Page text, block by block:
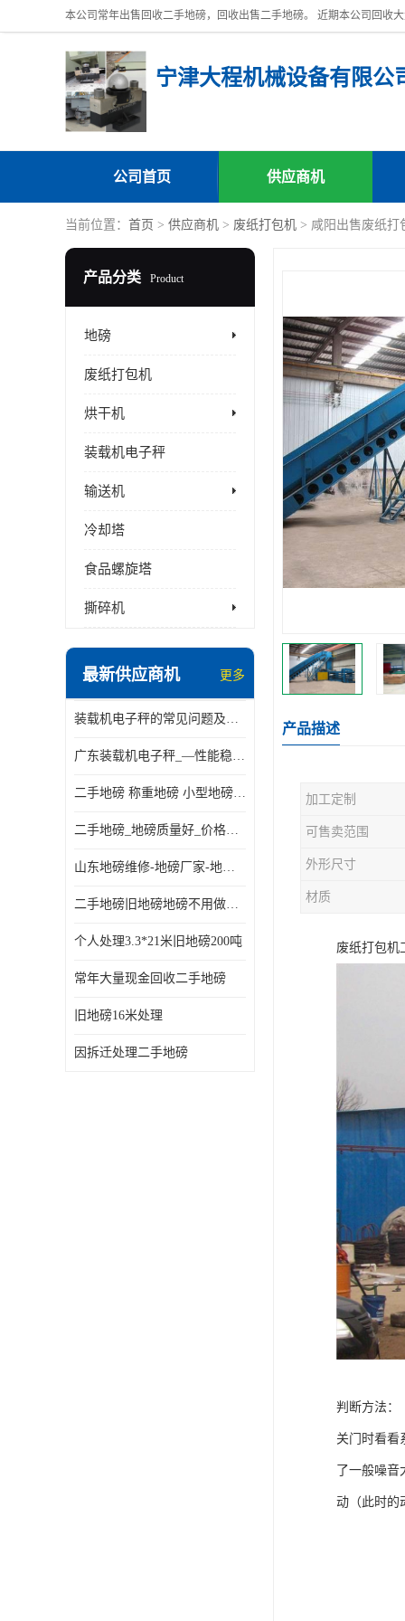
宁津大程机械设备有限公
公司首页 供应商机
当前位置： 首页 > 供应商机 > 废纸打包机 > 咸阳出售废纸打
产品分类 Product
地磅
废纸打包机
烘干机
装载机电子秤
输送机
冷却塔
食品螺旋塔
撕碎机
最新供应商机 更多
装载机电子秤的常见问题及解决方法介绍
广东装载机电子秤_—性能稳定—操作简单—品质可靠
二手地磅 称重地磅 小型地磅 一百吨地磅
二手地磅_地磅质量好_价格便宜这里找【地磅行家】
山东地磅维修-地磅厂家-地磅价格-二手地磅
二手地磅旧地磅地磅不用做地基
个人处理3.3*21米旧地磅200吨
常年大量现金回收二手地磅
旧地磅16米处理
因拆迁处理二手地磅
产品描述
加工定制
可售卖范围
外形尺寸
材质
废纸打包机
判断方法：
关门时看看
了一般噪
动（此时的